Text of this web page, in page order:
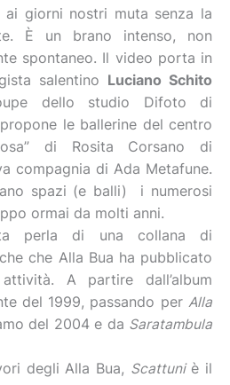
ai giorni nostri muta senza la
È un brano intenso, non
spontaneo. Il video porta in
salentino Luciano Schito
dello studio Difoto di
le ballerine del centro
di Rosita Corsano di
compagnia di Ada Metafune.
spazi (e balli) i numerosi
ormai da molti anni.
perla di una collana di
che Alla Bua ha pubblicato
A partire dall’album
del 1999, passando per Alla
del 2004 e da Saratambula
degli Alla Bua, Scattuniè il